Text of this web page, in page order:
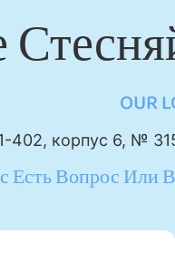
OUR
402, корпус 6, №
Есть Вопрос Или